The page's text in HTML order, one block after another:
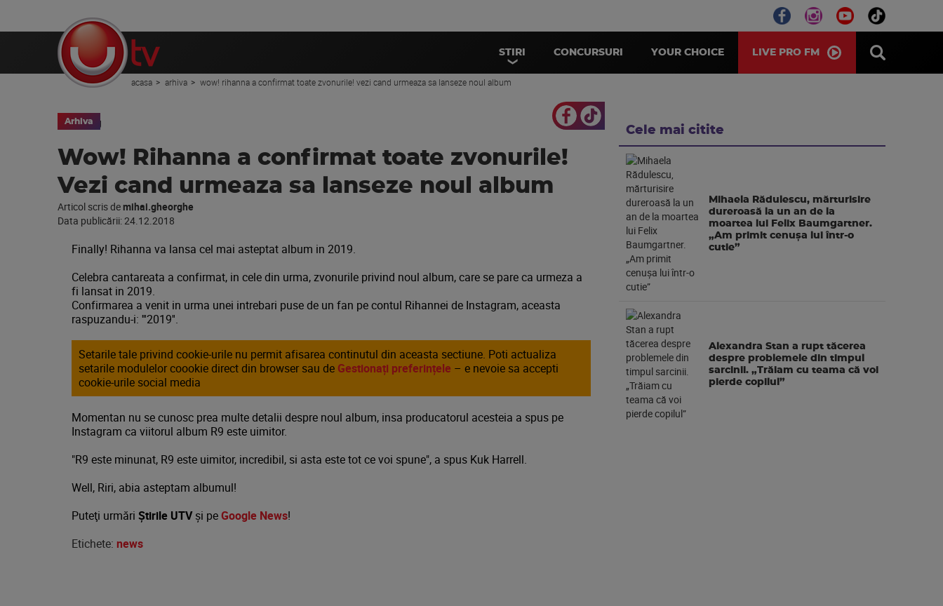
STIRI CONCURSURI YOUR CHOICE LIVE PRO FM
acasa arhiva wow! rihanna a confirmat toate zvonurile! vezi cand urmeaza sa lanseze noul album
Arhiva
Wow! Rihanna a confirmat toate zvonurile!
Vezi cand urmeaza sa lanseze noul album
Articol scris demihai.gheorghe
Data publicării:24.12.2018
Finally! Rihanna va lansa cel mai asteptat album in 2019.
Celebra cantareata a confirmat, in cele din urma, zvonurile privind noul album, care se pare ca urmeza a
fi lansat in 2019.
Confirmarea a venit in urma unei intrebari puse de un fan pe contul Rihannei de Instagram, aceasta
raspuzandu-i: '''2019''.
Setarile tale privind cookie-urile nu permit afisarea continutul din aceasta sectiune. Poti actualiza
setarile modulelor coookie direct din browser sau de Gestionați preferințele – e nevoie sa accepti
cookie-urile social media
Momentan nu se cunosc prea multe detalii despre noul album, insa producatorul acesteia a spus pe
Instagram ca viitorul album R9 este uimitor.
"R9 este minunat, R9 este uimitor, incredibil, si asta este tot ce voi spune", a spus Kuk Harrell.
Well, Riri, abia asteptam albumul!
Puteţi urmări Știrile UTVşi peGoogle News!
Etichete: news
Cele mai citite
Mihaela Rădulescu, mărturisire
dureroasă la un an de la
moartea lui Felix Baumgartner.
„Am primit cenușa lui într-o
cutie”
Alexandra Stan a rupt tăcerea
despre problemele din timpul
sarcinii. „Trăiam cu teama că voi
pierde copilul”